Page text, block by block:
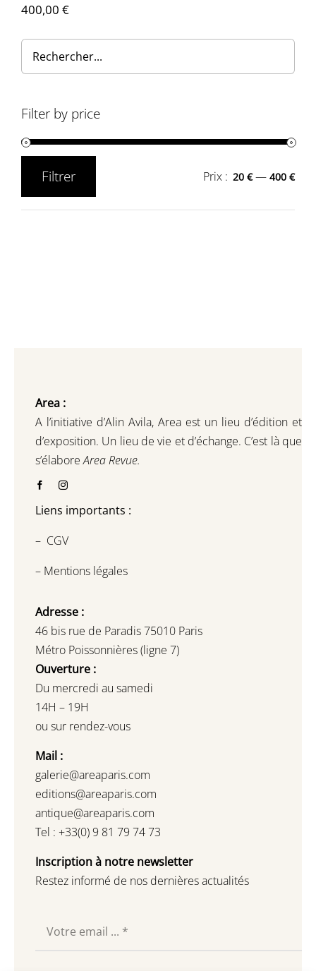
400,00 €
Filter by price
Filtrer Prix : 20 €—400 €
Area :
A l’initiative d’Alin Avila, Area est un lieu d’édition et
d’exposition. Un lieu de vie et d’échange. C’est là que
s’élaboreArea Revue.
Liens importants :
– CGV
– Mentions légales
Adresse :
46 bis rue de Paradis 75010 Paris
Métro Poissonnières (ligne 7)
Ouverture :
Du mercredi au samedi
14H – 19H
ou sur rendez-vous
Mail :
galerie@areaparis.com
editions@areaparis.com
antique@areaparis.com
Tel : +33(0) 9 81 79 74 73
Inscription à notre newsletter
Restez informé de nos dernières actualités